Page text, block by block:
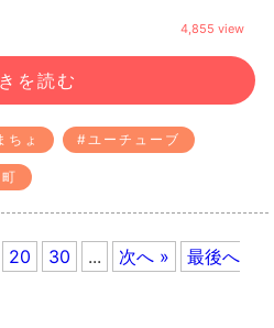
4,855 view
ちょ #ユーチューブ
を読む
20 30 ... 次へ »
最後へ